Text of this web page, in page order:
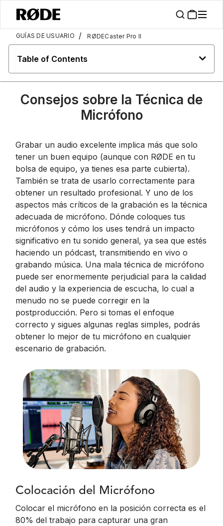
GUÍAS DE USUARIO / RØDECaster Pro II
Table of Contents
Consejos sobre la Técnica de
Micrófono
Grabar un audio excelente implica más que solo
tener un buen equipo (aunque con RØDE en tu
bolsa de equipo, ya tienes esa parte cubierta).
También se trata de usarlo correctamente para
obtener un resultado profesional. Y uno de los
aspectos más críticos de la grabación es la técnica
adecuada de micrófono. Dónde coloques tus
micrófonos y cómo los uses tendrá un impacto
significativo en tu sonido general, ya sea que estés
haciendo un pódcast, transmitiendo en vivo o
grabando música. Una mala técnica de micrófono
puede ser enormemente perjudicial para la calidad
del audio y la experiencia de escucha, lo cual a
menudo no se puede corregir en la
postproducción. Pero si tomas el enfoque
correcto y sigues algunas reglas simples, podrás
obtener lo mejor de tu micrófono en cualquier
escenario de grabación.
Colocación del Micrófono
Colocar el micrófono en la posición correcta es el
80% del trabajo para capturar una gran